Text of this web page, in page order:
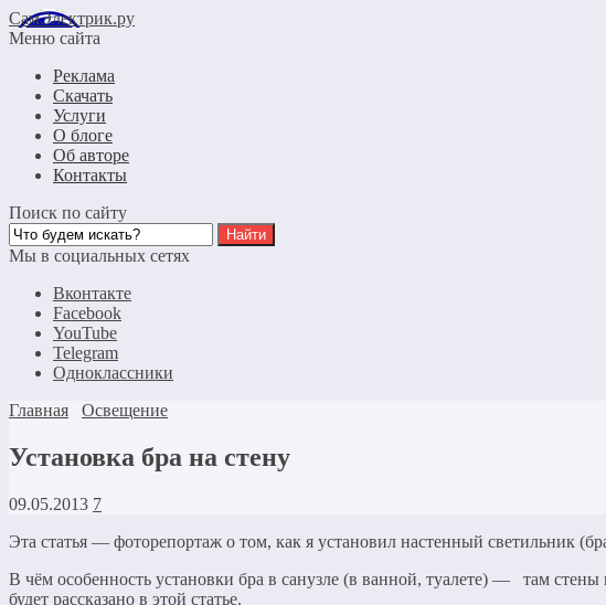
СамЭлектрик.ру
Меню сайта
Реклама
Скачать
Услуги
О блоге
Об авторе
Контакты
Поиск по сайту
Мы в социальных сетях
Вконтакте
Facebook
YouTube
Telegram
Одноклассники
Главная
Освещение
Установка бра на стену
09.05.2013 7
Эта статья — фоторепортаж о том, как я установил настенный светильник
В чём особенность установки бра в санузле (в ванной, туалете) — там
будет рассказано в этой статье.